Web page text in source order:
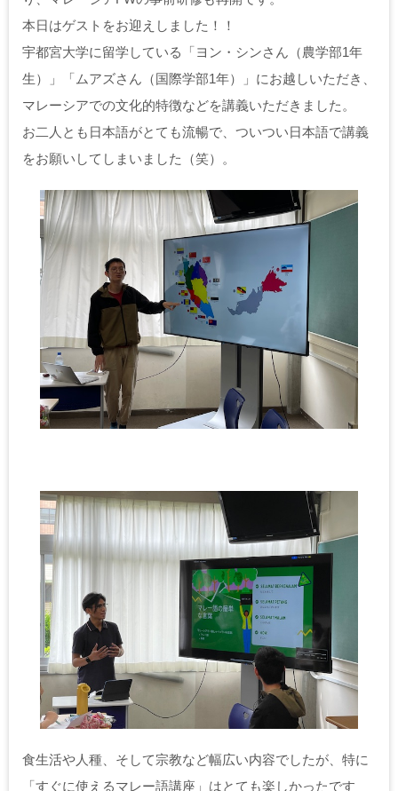
本日はゲストをお迎えしました！！
宇都宮大学に留学している「ヨン・シンさん（農学部1年
生）」「ムアズさん（国際学部1年）」にお越しいただき、
マレーシアでの文化的特徴などを講義いただきました。
お二人とも日本語がとても流暢で、ついつい日本語で講義
をお願いしてしまいました（笑）。
食生活や人種、そして宗教など幅広い内容でしたが、特に
「すぐに使えるマレー語講座」はとても楽しかったです